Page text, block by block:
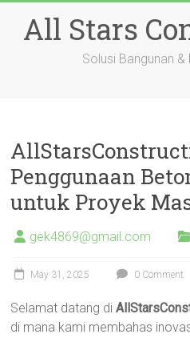
contentAll Stars
Solusi Bangunan
Penggunaan
untuk Proyek
gek4869@gmail.com
May 31, 2025 0 Comment
Selamat datang di
di mana kami membahas